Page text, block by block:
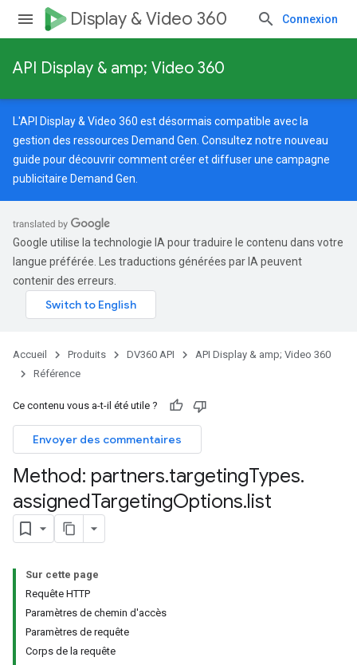
Display & Video 360 Connexion
API Display & amp; Video 360
L'API Display & Video 360 est désormais compatible avec la
gestion des ressources Demand Gen. Consultez notre nouveau
guide pour découvrir comment créer et diffuser une campagne
publicitaire Demand Gen.
Google utilise la technologie IA pour traduire le contenu dans votre
langue préférée. Les traductions générées par IA peuvent
contenir des erreurs.
Accueil Produits DV360 API
API Display & amp; Video 360
Référence
Ce contenu vous a-t-il été utile ?
Envoyer des commentaires
Method: partners.targetingTypes.
assignedTargetingOptions.list
Sur cette page
Requête HTTP
Paramètres de chemin d'accès
Paramètres de requête
Corps de la requête